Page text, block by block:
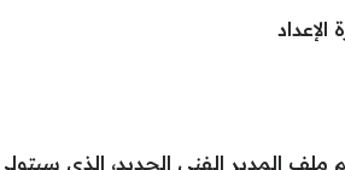
الفني الجديد، الذي سيتولى